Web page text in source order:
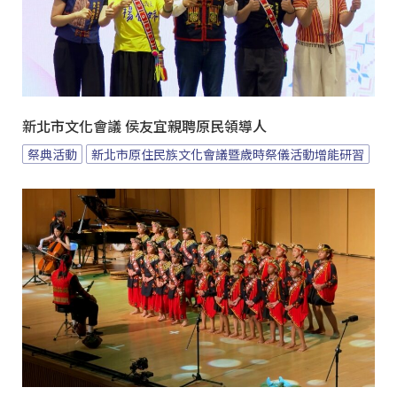
新北市文化會議 侯友宜親聘原民領導人
祭典活動 新北市原住民族文化會議暨歲時祭儀活動增能研習